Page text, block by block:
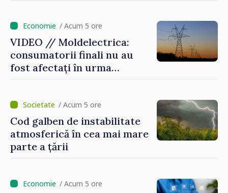
/ Acum 5 ore
VIDEO // Moldelectrica:
consumatorii finali nu au
fost afectați în urma
reparație vor fi efectuate în
regim prioritar
/ Acum 5 ore
Cod galben de instabilitate
atmosferică în cea mai mare
parte a țării
/ Acum 5 ore